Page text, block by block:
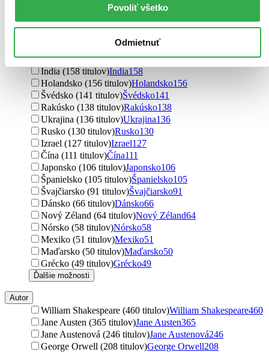
Povoliť všetko
Odmietnuť
Taliansko (342 titulov)Taliansko342
severský (332 titulov)severský332
Írsko252
Poľsko (202 titulov)Poľsko202
India (158 titulov)India158
Holandsko (156 titulov)Holandsko156
Švédsko (141 titulov)Švédsko141
Rakúsko (138 titulov)Rakúsko138
Ukrajina (136 titulov)Ukrajina136
Rusko (130 titulov)Rusko130
Izrael (127 titulov)Izrael127
Čína (111 titulov)Čína111
Japonsko (106 titulov)Japonsko106
Španielsko (105 titulov)Španielsko105
Švajčiarsko (91 titulov)Švajčiarsko91
Dánsko (66 titulov)Dánsko66
Nový Zéland (64 titulov)Nový Zéland64
Nórsko (58 titulov)Nórsko58
Mexiko (51 titulov)Mexiko51
Maďarsko (50 titulov)Maďarsko50
Grécko (49 titulov)Grécko49
Ďalšie možnosti
Autor
William Shakespeare (460 titulov)William Shakespeare460
Jane Austen (365 titulov)Jane Austen365
Jane Austenová (246 titulov)Jane Austenová246
George Orwell (208 titulov)George Orwell208